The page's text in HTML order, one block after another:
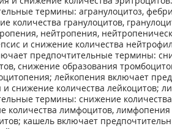
термины: агранулоцитоз,
количества гранулоцитов,
нейтропения,
и снижение количества
предпочтительные термины:
снижение образования
лейкопения включает
снижение количества лейкоцитов;
термины: снижение
количества лимфоцитов,
кашель включает